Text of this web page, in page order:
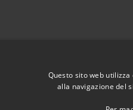
Questo sito web
alla navigazione del